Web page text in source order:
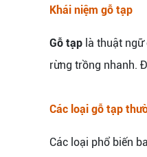
Khái niệm gỗ tạp
Gỗ tạp là thuật
rừng trồng nhanh.
Các loại gỗ tạp
Các loại phổ biến